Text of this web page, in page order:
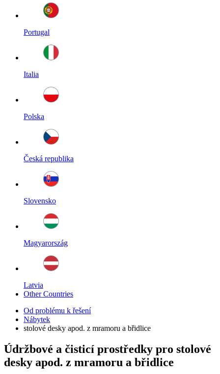
Portugal
Italia
Polska
Česká republika
Slovensko
Magyarország
Latvia
Other Countries
Od problému k řešení
Nábytek
stolové desky apod. z mramoru a břidlice
Údržbové a čisticí prostředky pro stolové
desky apod. z mramoru a břidlice